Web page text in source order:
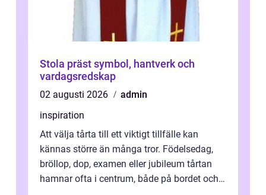
Stola präst symbol, hantverk och
vardagsredskap
02 augusti 2026
admin
inspiration
Att välja tårta till ett viktigt tillfälle kan
kännas större än många tror. Födelsedag,
bröllop, dop, examen eller jubileum tårtan
hamnar ofta i centrum, både på bordet och i